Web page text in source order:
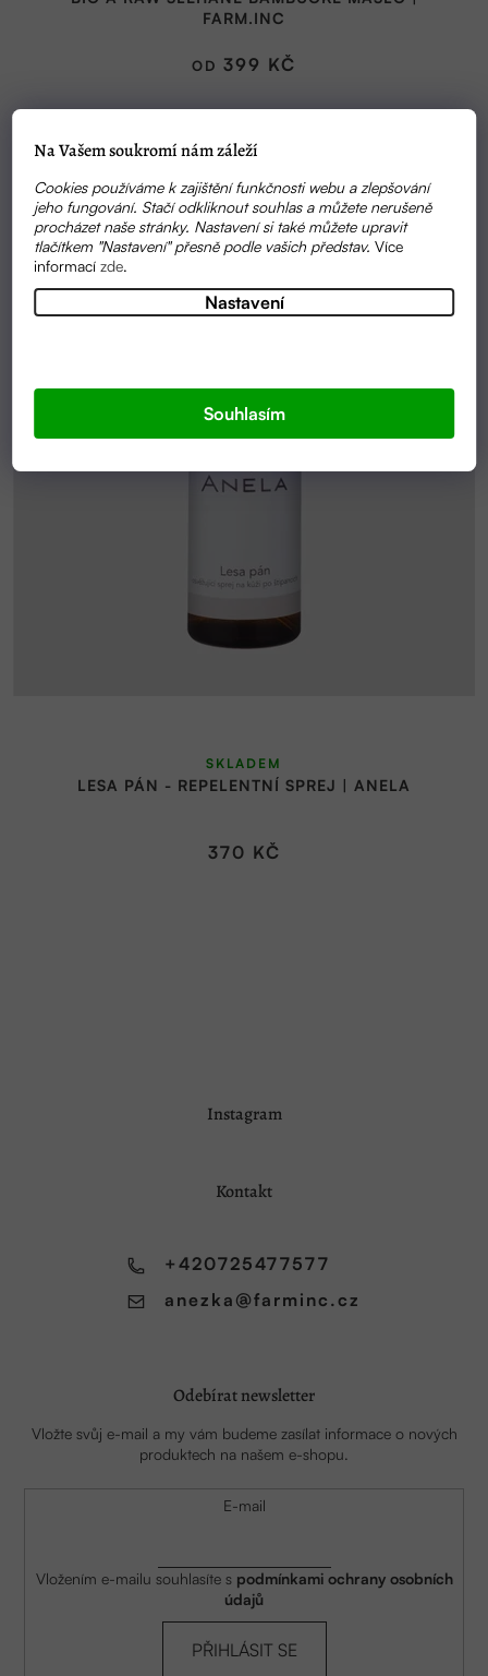
Na Vašem soukromí nám záleží
Cookies používáme k zajištění funkčnosti webu a zlepšování
jeho fungování. Stačí odkliknout souhlas a můžete nerušeně
procházet naše stránky. Nastavení si také můžete upravit
tlačítkem "Nastavení" přesně podle vašich představ.Více
informacízde.
Nastavení
Souhlasím
FARM.INC
OD 399 KČ
LESA PÁN - REPELENTNÍ SPREJ | ANELA
SKLADEM
370 KČ
Instagram
Kontakt
anezka @farminc.cz
+420725477577
Odebírat newsletter
Vložte svůj e-mail a my vám budeme zasílat informace o nových
produktech na našem e-shopu.
E-mail
Vložením e-mailu souhlasíte s podmínkami ochrany osobních
údajů
PŘIHLÁSIT SE